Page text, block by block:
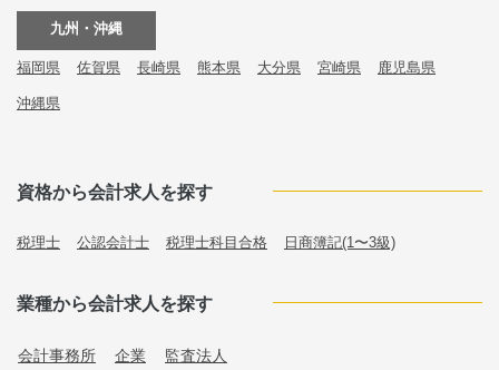
九州・沖縄
福岡県 佐賀県 長崎県 熊本県 大分県 宮崎県 鹿児島県
沖縄県
資格から会計求人を探す
税理士 公認会計士 税理士科目合格 日商簿記(1〜3級)
業種から会計求人を探す
会計事務所 企業 監査法人